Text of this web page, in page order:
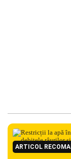
ARTICOL